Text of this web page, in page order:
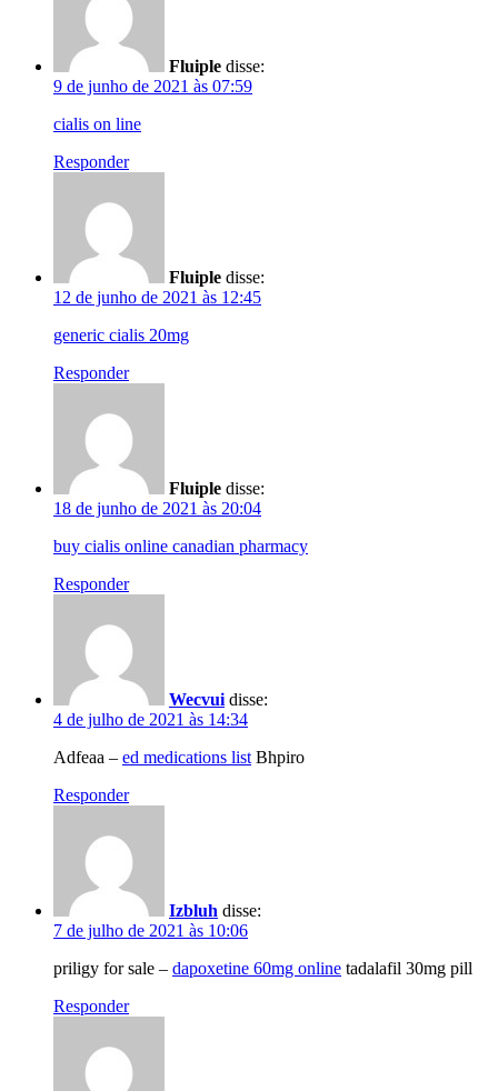
Fluiple disse:
9 de junho de 2021 às 07:59
cialis on line
Responder
Fluiple disse:
12 de junho de 2021 às 12:45
generic cialis 20mg
Responder
Fluiple disse:
18 de junho de 2021 às 20:04
buy cialis online canadian pharmacy
Responder
Wecvui disse:
4 de julho de 2021 às 14:34
Adfeaa – ed medications list Bhpiro
Responder
Izbluh disse:
7 de julho de 2021 às 10:06
priligy for sale – dapoxetine 60mg online tadalafil 30mg pill
Responder